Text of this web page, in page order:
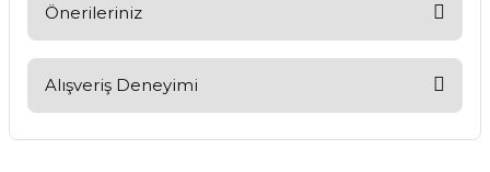
Önerileriniz
kullanarak tarafımıza iletebilirsiniz.
Görüş ve önerileriniz için teşekkür ederiz.
Alışveriş Deneyimi
verin, size ulaşamıyorum.